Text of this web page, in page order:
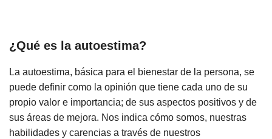
¿Qué es la autoestima?
La autoestima, básica para el bienestar de la persona, se
puede definir como la opinión que tiene cada uno de su
propio valor e importancia; de sus aspectos positivos y de
sus áreas de mejora. Nos indica cómo somos, nuestras
habilidades y carencias a través de nuestros